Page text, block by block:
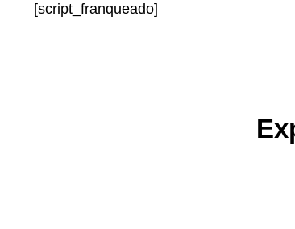
[script_franqueado]